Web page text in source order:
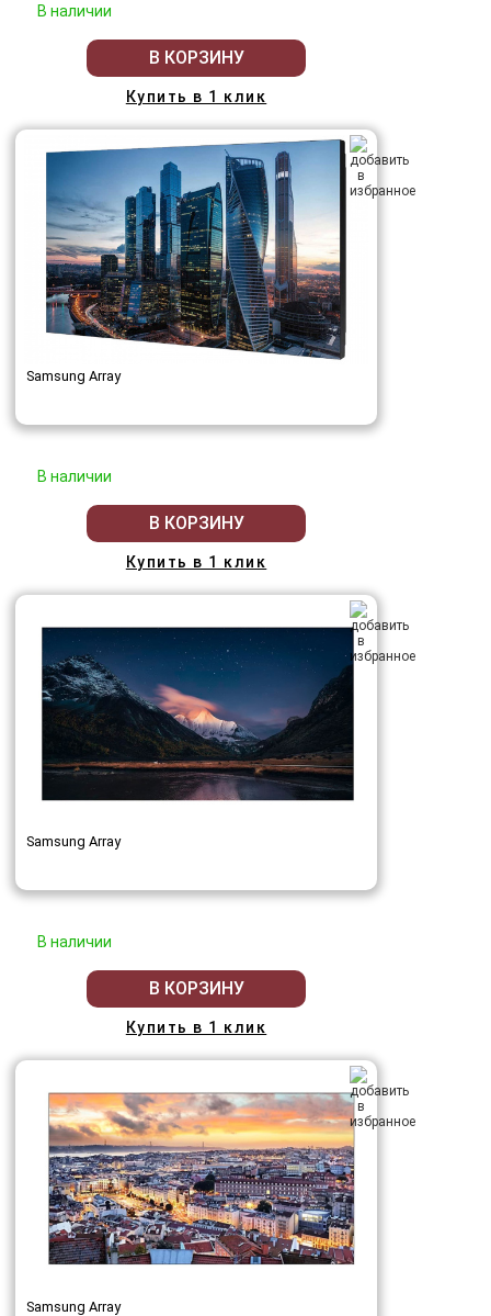
В наличии
В КОРЗИНУ
Купить в 1 клик
Samsung Array
В наличии
В КОРЗИНУ
Купить в 1 клик
Samsung Array
В наличии
В КОРЗИНУ
Купить в 1 клик
Samsung Array